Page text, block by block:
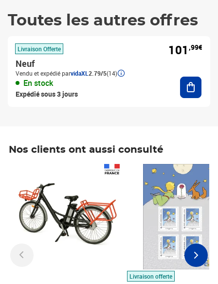
Toutes les autres offres
Livraison Offerte
Neuf
Vendu et expédié parvidaXL 2.79/5(14)
En stock
Expédié sous 3 jours
101 ,99€
Nos clients ont aussi consulté
Livraison offerte
Prix 7,50€